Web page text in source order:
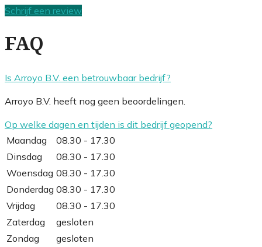
Schrijf een review
FAQ
Is Arroyo B.V. een betrouwbaar bedrijf?
Arroyo B.V. heeft nog geen beoordelingen.
Op welke dagen en tijden is dit bedrijf geopend?
Maandag
08.30 - 17.30
Dinsdag
08.30 - 17.30
Woensdag 08.30 - 17.30
Donderdag 08.30 - 17.30
Vrijdag
08.30 - 17.30
Zaterdag
gesloten
Zondag
gesloten